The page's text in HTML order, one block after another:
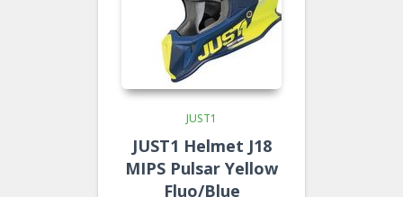
JUST1
JUST1 Helmet J18
MIPS Pulsar Yellow
Fluo/Blue